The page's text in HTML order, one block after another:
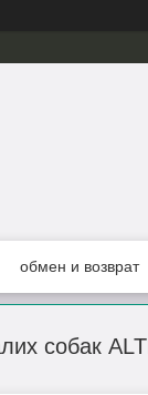
обмен и возврат
собак